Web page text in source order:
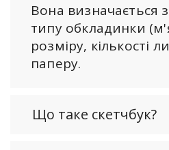
Вона визначається
типу обкладинки
розміру, кількості
паперу.
Що таке скетчбук?